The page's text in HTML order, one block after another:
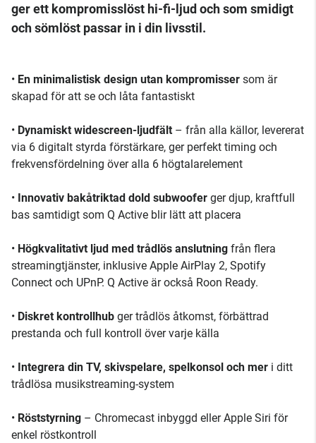
ger ett kompromisslöst hi-fi-ljud och som smidigt
och sömlöst passar in i din livsstil.
• En minimalistisk design utan kompromisser som är
skapad för att se och låta fantastiskt
• Dynamiskt widescreen-ljudfält – från alla källor, levererat
via 6 digitalt styrda förstärkare, ger perfekt timing och
frekvensfördelning över alla 6 högtalarelement
• Innovativ bakåtriktad dold subwoofer ger djup, kraftfull
bas samtidigt som Q Active blir lätt att placera
• Högkvalitativt ljud med trådlös anslutning från flera
streamingtjänster, inklusive Apple AirPlay 2, Spotify
Connect och UPnP. Q Active är också Roon Ready.
• Diskret kontrollhub ger trådlös åtkomst, förbättrad
prestanda och full kontroll över varje källa
• Integrera din TV, skivspelare, spelkonsol och mer i ditt
trådlösa musikstreaming-system
• Röststyrning – Chromecast inbyggd eller Apple Siri för
enkel röstkontroll